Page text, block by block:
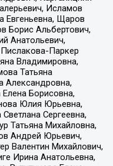
Исламов
Евгеньевна, Щаров
Борис Альбертович,
Анатольевич,
Паркер
Владимировна,
Татьяна
Александровна,
Борисовна,
Юлия Юрьевна,
Сергеевна,
Татьяна Михайловна,
Андрей Юрьевич,
Валентин Михайлович,
Ирина Анатольевна,